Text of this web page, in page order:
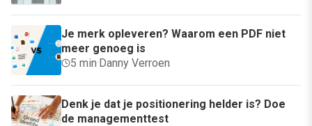
Je merk opleveren? Waarom een PDF niet
meer genoeg is
5 min·Danny Verroen
Denk je dat je positionering helder is? Doe
de managementtest